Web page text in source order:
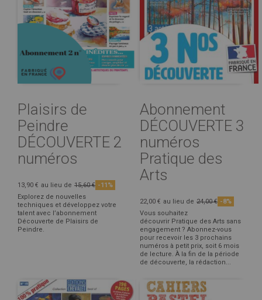
Plaisirs de
Peindre
DÉCOUVERTE 2
numéros
13,90 € au lieu de 15,60 € -11%
Explorez de nouvelles
techniques et développez votre
talent avec l’abonnement
Découverte de Plaisirs de
Peindre.
Abonnement
DÉCOUVERTE 3
numéros
Pratique des
Arts
22,00 € au lieu de 24,00 € -8%
Vous souhaitez
découvrir Pratique des Arts sans
engagement ? Abonnez-vous
pour recevoir les 3 prochains
numéros à petit prix, soit 6 mois
de lecture. À la fin de la période
de découverte, la rédaction...